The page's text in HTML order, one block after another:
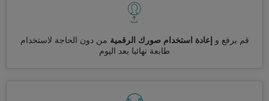
قم برفع و إعادة استخدام صورك الرقمية من دون الحاجة لاستخدام
طابعة نهائيا بعد اليوم